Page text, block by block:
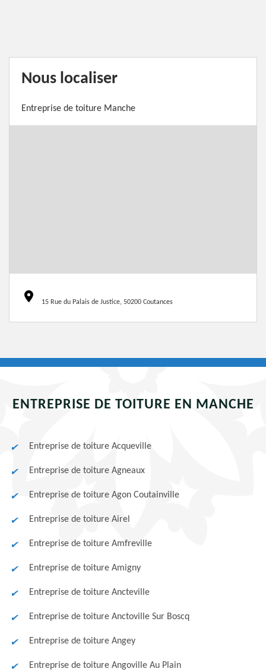
Nous localiser
Entreprise de toiture Manche
15 Rue du Palais de Justice, 50200 Coutances
ENTREPRISE DE TOITURE EN MANCHE
Entreprise de toiture Acqueville
Entreprise de toiture Agneaux
Entreprise de toiture Agon Coutainville
Entreprise de toiture Airel
Entreprise de toiture Amfreville
Entreprise de toiture Amigny
Entreprise de toiture Ancteville
Entreprise de toiture Anctoville Sur Boscq
Entreprise de toiture Angey
Entreprise de toiture Angoville Au Plain